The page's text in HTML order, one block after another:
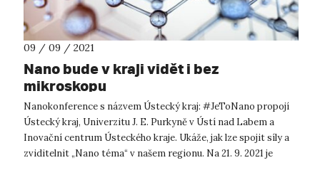
09 / 09 / 2021
Nano bude v kraji vidět i bez
mikroskopu
Nanokonference s názvem Ústecký kraj: #JeToNano propojí
Ústecký kraj, Univerzitu J. E. Purkyně v Ústí nad Labem a
Inovační centrum Ústeckého kraje. Ukáže, jak lze spojit síly a
zviditelnit „Nano téma“ v našem regionu. Na 21. 9. 2021 je